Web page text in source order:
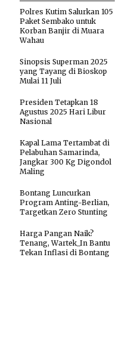
Polres Kutim Salurkan 105
Paket Sembako untuk
Korban Banjir di Muara
Wahau
Sinopsis Superman 2025
yang Tayang di Bioskop
Mulai 11 Juli
Presiden Tetapkan 18
Agustus 2025 Hari Libur
Nasional
Kapal Lama Tertambat di
Pelabuhan Samarinda,
Jangkar 300 Kg Digondol
Maling
Bontang Luncurkan
Program Anting-Berlian,
Targetkan Zero Stunting
Harga Pangan Naik?
Tenang, Wartek_In Bantu
Tekan Inflasi di Bontang